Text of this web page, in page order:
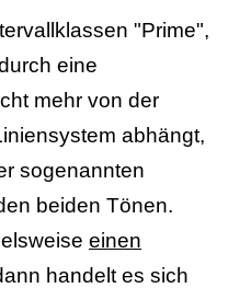
"Prime",
eine
mehr von der
abhängt,
sogenannten
beiden Tönen.
einen
handelt es sich